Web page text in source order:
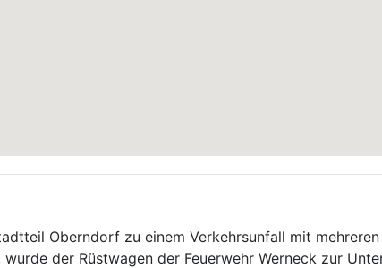
Oberndorf zu einem Verkehrsunfall mit
der Rüstwagen der Feuerwehr Werneck zur